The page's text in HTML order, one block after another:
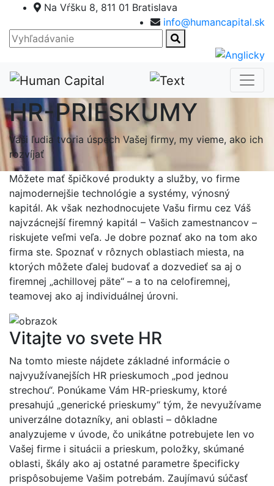
Na Vŕšku 8, 811 01 Bratislava
info@humancapital.sk
HR-PRIESKUMY
Vaši ľudia tvoria úspech Vašej firmy, my vieme, ako ich
rozvíjať
Môžete mať špičkové produkty a služby, vo firme
najmodernejšie technológie a systémy, výnosný
kapitál. Ak však nezhodnocujete Vašu firmu cez Váš
najvzácnejší firemný kapitál – Vašich zamestnancov –
riskujete veľmi veľa. Je dobre poznať ako na tom ako
firma ste. Spoznať v rôznych oblastiach miesta, na
ktorých môžete ďalej budovať a dozvedieť sa aj o
firemnej „achillovej päte“ – a to na celofiremnej,
teamovej ako aj individuálnej úrovni.
Vitajte vo svete HR
Na tomto mieste nájdete základné informácie o
najvyužívanejších HR prieskumoch „pod jednou
strechou“. Ponúkame Vám HR-prieskumy, ktoré
presahujú „generické prieskumy“ tým, že nevyužívame
univerzálne dotazníky, ani oblasti – dôkladne
analyzujeme v úvode, čo unikátne potrebujete len vo
Vašej firme i situácii a prieskum, položky, skúmané
oblasti, škály ako aj ostatné parametre špecificky
prispôsobujeme Vašim potrebám. Zaujímavú súčasť